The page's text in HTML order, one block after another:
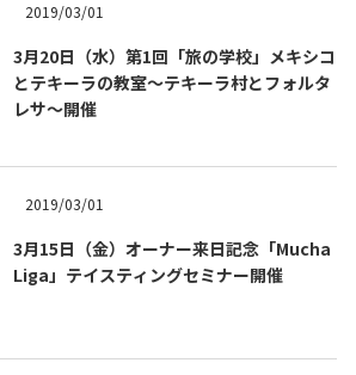
TEQUILA JOURNAL
2019/03/01
3月20日（水）第1回「旅の学校」メキシコ
とテキーラの教室〜テキーラ村とフォルタ
レサ〜開催
2019/03/01
3月15日（金）オーナー来日記念「Mucha
Liga」テイスティングセミナー開催